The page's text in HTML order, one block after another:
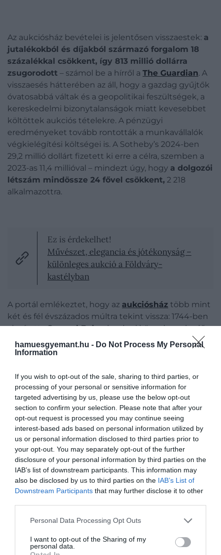
hamuesgyemant.hu - Do Not Process My Personal
Information
If you wish to opt-out of the sale, sharing to third parties, or
processing of your personal or sensitive information for
targeted advertising by us, please use the below opt-out
section to confirm your selection. Please note that after your
opt-out request is processed you may continue seeing
interest-based ads based on personal information utilized by
us or personal information disclosed to third parties prior to
your opt-out. You may separately opt-out of the further
disclosure of your personal information by third parties on the
IAB’s list of downstream participants. This information may
also be disclosed by us to third parties on the IAB’s List of
Downstream Participants that may further disclose it to other
Please note that this website/app uses one or more Google
not limited to your visit or usage behaviour. You may click to
grant or deny consent to Google and its third-party tags to
Personal Data Processing Opt Outs
I want to opt-out of the Sharing of my
personal data.
Az aukciósház bevételei is jelentősen visszaestek: a
jutalékokból és díjakból származó forgalom 18
százalékkal csökkent, így 813 millió dollárra
zsugorodott – számol be a hírről a The Guardian. A
visszaesés hátterében az áll, hogy a gazdag gyűjtők
óvatosabbá váltak és a geopolitikai feszültségek, a
kereskedelmi bizonytalanságok miatt kevesebbet
költöttek aukciós tételekre. A pénzügyi
eredményeket tovább rontották a munkavállalók
végkielégítési költségei is. A Sotheby’s 2024-ben
29,2 millió dollárt fizetett ki erre a célra, szemben a
2023-as 11,4 millióval – mindezt úgy, hogy a dolgozói
létszám mindössze 24 fővel csökkent, 2 218
alkalmazottra.
Ez is érdekelhet!
Művészet, elegancia és jótékonyság –
különleges aukció a Földváry-
kastélyban
A portál emlékeztet, hogy az aukciósház több mint
két és fél évszázados múltra tekint vissza: 1744-ben
alapítottaSamuel Bakerlondoni könyvkereskedő,
és csak a 20. század elején fordult a képzőművészet
felé. A cég 1955-ben nyitott irodát New Yorkban,
működik.Az árverések mellett borokkal,
gyémántokkal és pénzügyi szolgáltatásokkal is
bővítette kínálatát, köztük műtárgyakra nyújtott
hitelekkel.